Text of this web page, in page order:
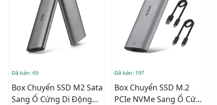
Đã bán: 69
Box Chuyển SSD M2 Sata
Sang Ổ Cứng Di Động
Đã bán: 197
Box Chuyển SSD M.2
PCIe NVMe Sang Ổ Cứng